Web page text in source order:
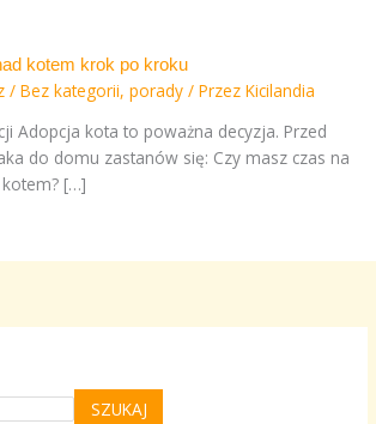
kotem krok po kroku
/Bez kategorii,porady / PrzezKicilandia
Adopcja kota to poważna decyzja. Przed
do domu zastanów się: Czy masz czas na
[…]
SZUKAJ